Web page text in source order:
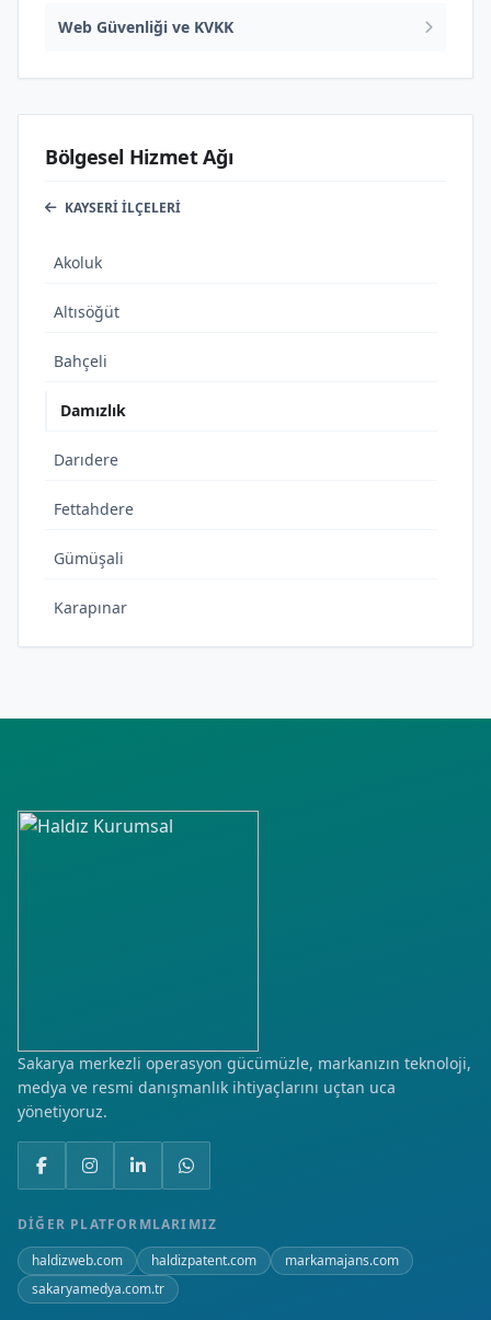
Web Güvenliği ve KVKK
Bölgesel Hizmet Ağı
KAYSERI İLÇELERI
Akoluk
Altısöğüt
Bahçeli
Damızlık
Darıdere
Fettahdere
Gümüşali
Karapınar
Sakarya merkezli operasyon gücümüzle, markanızın teknoloji,
medya ve resmi danışmanlık ihtiyaçlarını uçtan uca
yönetiyoruz.
DIĞER PLATFORMLARIMIZ
haldizweb.com
haldizpatent.com
markamajans.com
sakaryamedya.com.tr